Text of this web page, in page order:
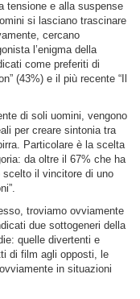
tensione e alla suspense
si lasciano trascinare
cercano
l’enigma della
come preferiti di
(43%) e il più recente “Il
di soli uomini, vengono
per creare sintonia tra
Particolare è la scelta
da oltre il 67% che ha
il vincitore di uno
troviamo ovviamente
due sottogeneri della
quelle divertenti e
di film agli opposti, le
in situazioni